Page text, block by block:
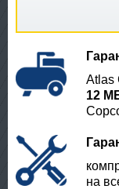
Atlas
12
на